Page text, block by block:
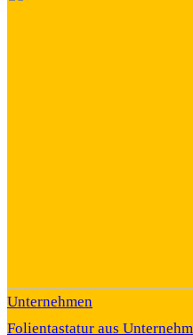
Unternehmen
Folientastatur aus